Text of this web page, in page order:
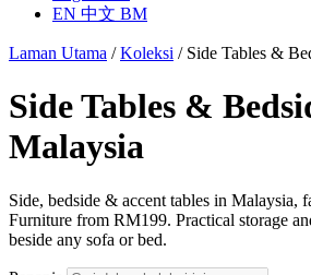
EN 中文 BM
Laman Utama / Koleksi / Side Tables &
Side Tables &
Malaysia
Side, bedside & accent tables in Malaysia,
Furniture from RM199. Practical storage
beside any sofa or bed.